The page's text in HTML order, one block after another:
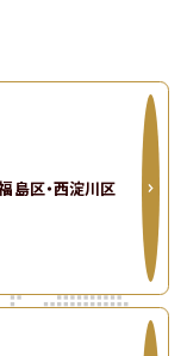
る
島区・西淀川区